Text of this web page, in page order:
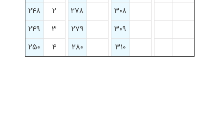
۳۰۸
۲۷۸ ۲
۲۴۸
۳۰۹
۲۷۹ ۳
۲۴۹
۳۱۰
۲۸۰ ۴ ۲۵۰